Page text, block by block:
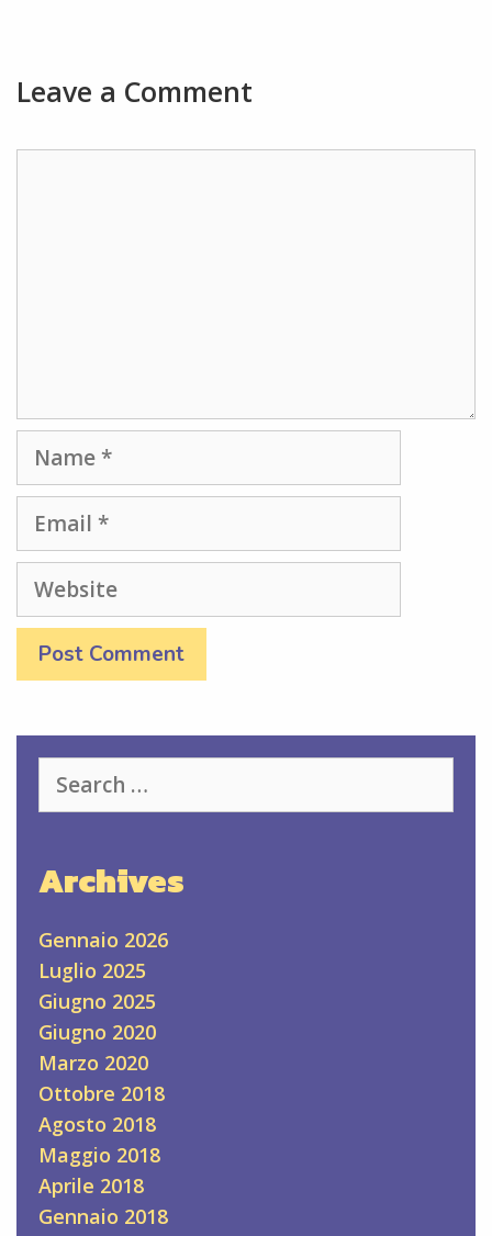
Leave a Comment
Website
for:
Archives
Gennaio 2026
Luglio 2025
Giugno 2025
Giugno 2020
Marzo 2020
Ottobre 2018
Agosto 2018
Maggio 2018
Aprile 2018
Gennaio 2018